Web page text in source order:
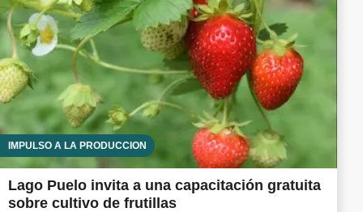
IMPULSO A LA PRODUCCIÓN
Lago Puelo invita a una capacitación gratuita
sobre cultivo de frutillas